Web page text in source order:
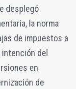
desplegó
la norma
de impuestos a
intención del
en
de